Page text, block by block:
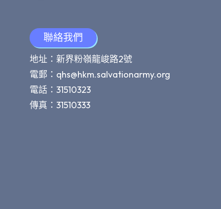
聯絡我們
地址：新界粉嶺龍峻路2號
電郵： qhs@hkm.salvationarmy.org
電話：31510323
傳真：31510333